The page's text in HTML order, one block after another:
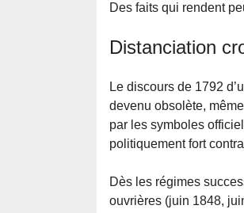
Des faits qui rendent
Distanciation
Le discours de 1792
devenu obsolète,
par les symboles
politiquement fort
Dès les régimes
ouvrières (juin 1848,